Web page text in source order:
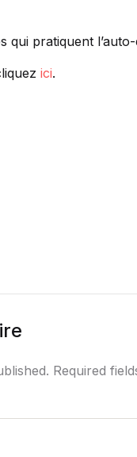
pratiquent l’auto-
ici.
Required